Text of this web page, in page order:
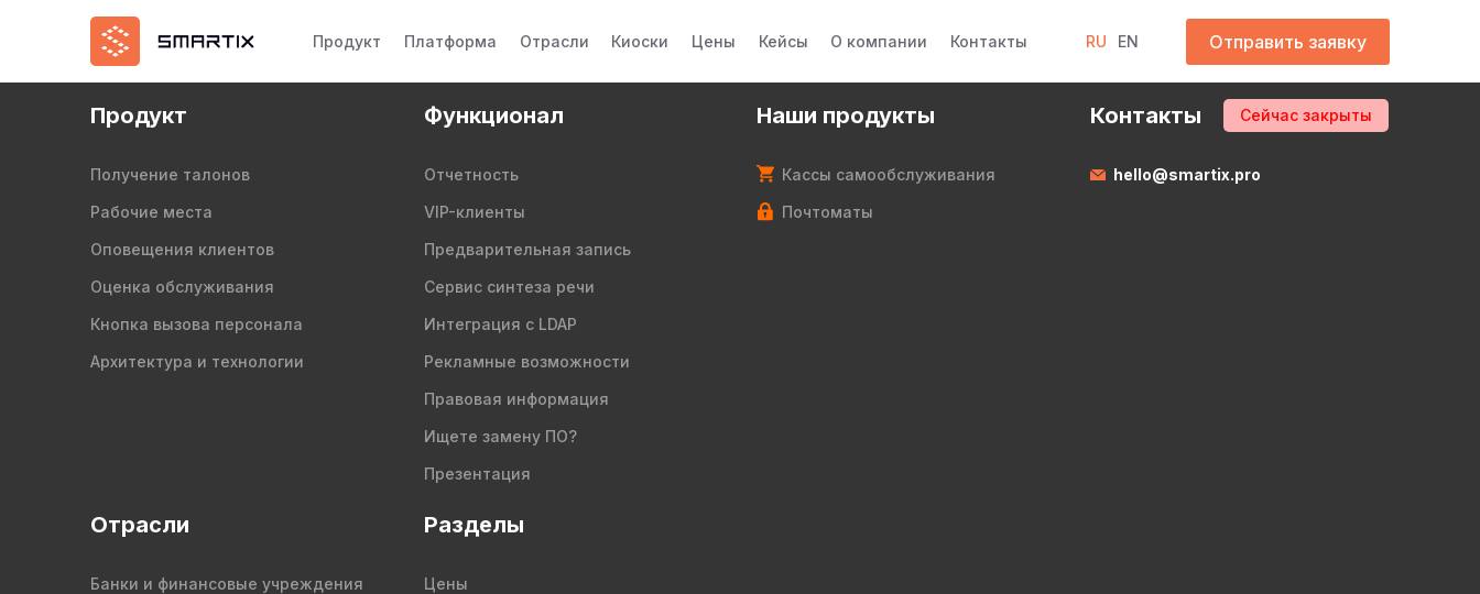
Продукт Платформа Отрасли Киоски Цены Кейсы О компании Контакты RU EN Отправить заявку
Продукт
Получение талонов
Рабочие места
Оповещения клиентов
Оценка обслуживания
Кнопка вызова персонала
Архитектура и технологии
Функционал
Отчетность
VIP-клиенты
Предварительная запись
Сервис синтеза речи
Интеграция с LDAP
Рекламные возможности
Правовая информация
Ищете замену ПО?
Презентация
Наши продукты
Кассы самообслуживания
Почтоматы
Контакты Сейчас закрыты
hello@smartix.pro
Отрасли
Банки и финансовые учреждения
Разделы
Цены